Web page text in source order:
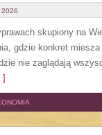
2026
skupiony na
gdzie konkret
nie zaglądają
]